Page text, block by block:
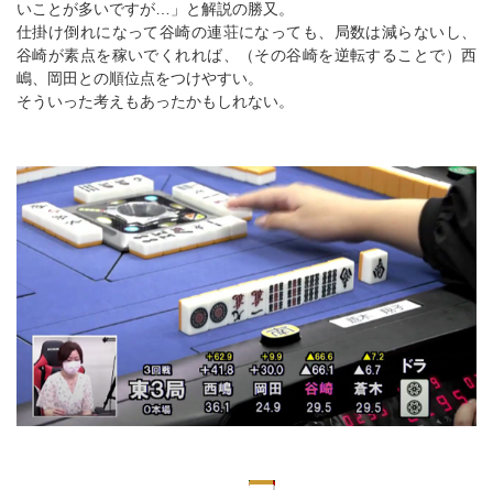
いことが多いですが…」と解説の勝又。
仕掛け倒れになって谷崎の連荘になっても、局数は減らないし、
谷崎が素点を稼いでくれれば、（その谷崎を逆転することで）西
嶋、岡田との順位点をつけやすい。
そういった考えもあったかもしれない。